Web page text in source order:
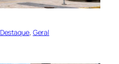
Destaque, Geral